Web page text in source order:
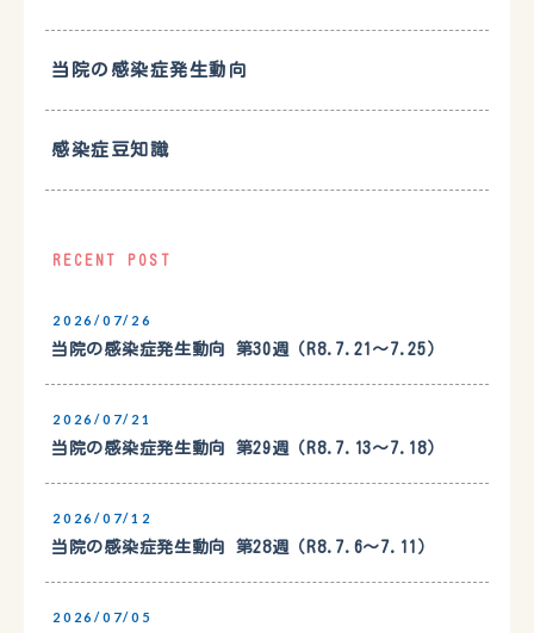
当院の感染症発生動向
感染症豆知識
RECENT POST
2026/07/26
当院の感染症発生動向 第30週（R8.7.21〜7.25）
2026/07/21
当院の感染症発生動向 第29週（R8.7.13〜7.18）
2026/07/12
当院の感染症発生動向 第28週（R8.7.6〜7.11）
2026/07/05